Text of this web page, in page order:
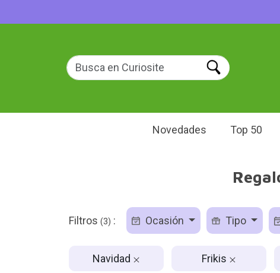
Novedades Top 50
Filtros (3) : Ocasión Tipo
Navidad Frikis